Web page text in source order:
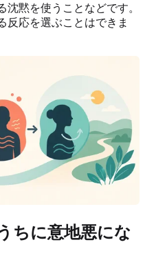
黙を使うことなどです。
反応を選ぶことはできま
ちに意地悪にな